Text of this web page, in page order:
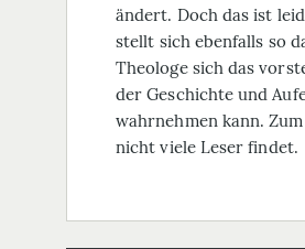
ändert. Doch das ist
stellt sich ebenfalls so
Theologe sich das
der Geschichte und
wahrnehmen kann.
nicht viele Leser findet.